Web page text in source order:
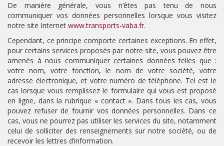
De manière générale, vous n’êtes pas tenu de nous
communiquer vos données personnelles lorsque vous visitez
notre site Internet www.transports-vaba.fr.
Cependant, ce principe comporte certaines exceptions. En effet,
pour certains services proposés par notre site, vous pouvez être
amenés à nous communiquer certaines données telles que :
votre nom, votre fonction, le nom de votre société, votre
adresse électronique, et votre numéro de téléphone. Tel est le
cas lorsque vous remplissez le formulaire qui vous est proposé
en ligne, dans la rubrique « contact ». Dans tous les cas, vous
pouvez refuser de fournir vos données personnelles. Dans ce
cas, vous ne pourrez pas utiliser les services du site, notamment
celui de solliciter des renseignements sur notre société, ou de
recevoir les lettres d’information.